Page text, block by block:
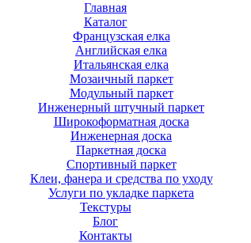
Главная
Каталог
Французская елка
Английская елка
Итальянская елка
Мозаичный паркет
Модульный паркет
Инженерный штучный паркет
Широкоформатная доска
Инженерная доска
Паркетная доска
Спортивный паркет
Клеи, фанера и средства по уходу
Услуги по укладке паркета
Текстуры
Блог
Контакты